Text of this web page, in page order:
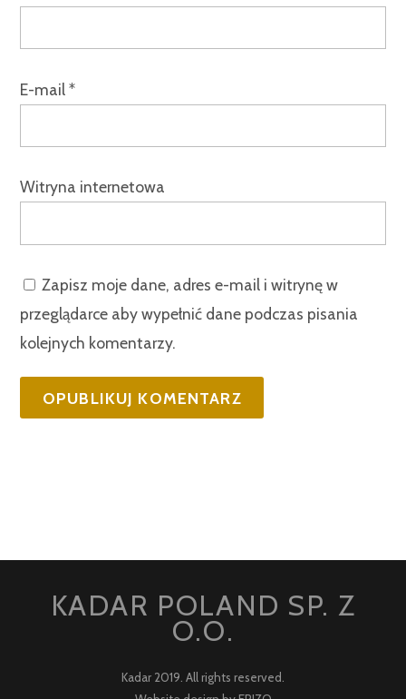
E-mail*
Witryna internetowa
Zapisz moje dane, adres e-mail i witrynę w
przeglądarce aby wypełnić dane podczas pisania
kolejnych komentarzy.
KADAR POLAND SP. Z
O.O.
Kadar 2019. All rights reserved.